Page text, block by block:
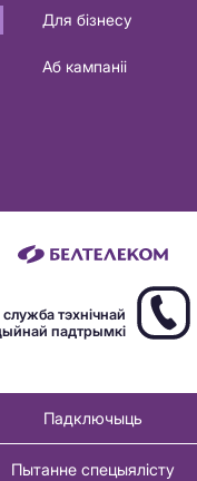
Для бізнесу
Аб кампаніі
служба тэхнічнай
падтрымкі
Падключыць
Пытанне спецыялісту